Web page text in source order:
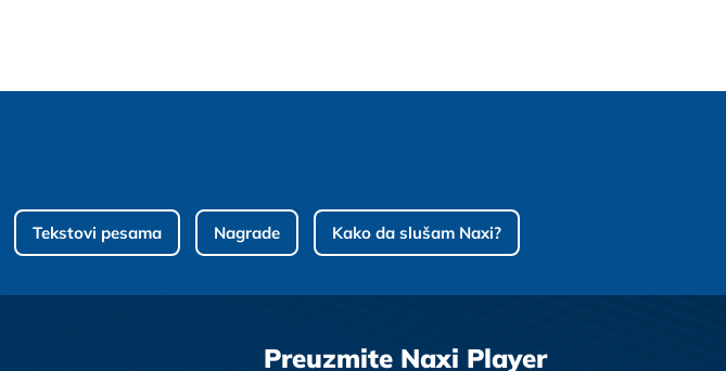
Tekstovi pesama Nagrade Kako da slušam Naxi?
Preuzmite Naxi Player